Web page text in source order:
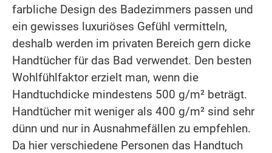
farbliche Design des Badezimmers passen und
ein gewisses luxuriöses Gefühl vermitteln,
deshalb werden im privaten Bereich gern dicke
Handtücher für das Bad verwendet. Den besten
Wohlfühlfaktor erzielt man, wenn die
Handtuchdicke mindestens 500 g/m² beträgt.
Handtücher mit weniger als 400 g/m² sind sehr
dünn und nur in Ausnahmefällen zu empfehlen.
Da hier verschiedene Personen das Handtuch